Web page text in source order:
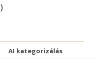
AI kategorizálás